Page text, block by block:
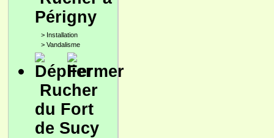
Périgny
> Installation
> Vandalisme
Rucher
du Fort
de Sucy